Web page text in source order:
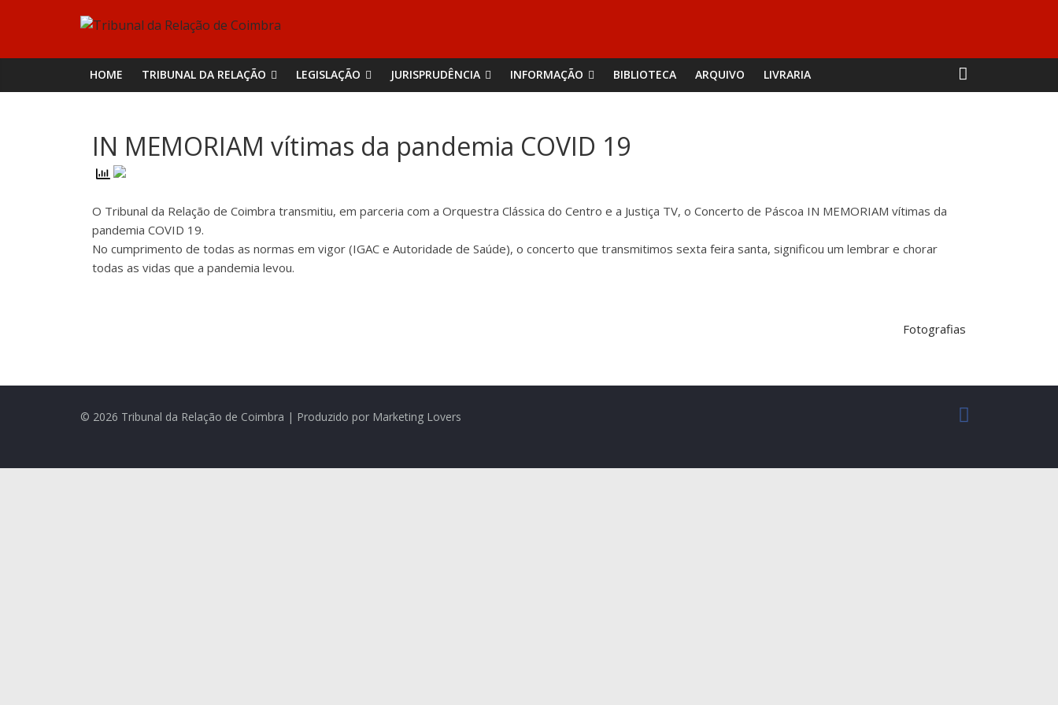
Tribunal
da
de
Coimbra
HOME TRIBUNAL DA RELAÇÃO LEGISLAÇÃO JURISPRUDÊNCIA INFORMAÇÃO BIBLIOTECA ARQUIVO LIVRARIA
IN MEMORIAM vítimas da pandemia COVID 19
O Tribunal da Relação de Coimbra transmitiu, em parceria com a Orquestra Clássica do Centro e a Justiça TV, o Concerto de Páscoa IN MEMORIAM vítimas da
pandemia COVID 19.
No cumprimento de todas as normas em vigor (IGAC e Autoridade de Saúde), o concerto que transmitimos sexta feira santa, significou um lembrar e chorar
todas as vidas que a pandemia levou.
Fotografias
© 2026 Tribunal da Relação de Coimbra | Produzido por Marketing Lovers